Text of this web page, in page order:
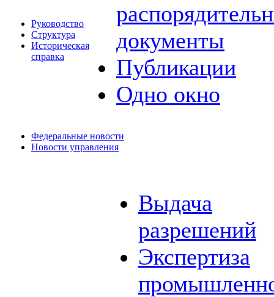
Руководство
Структура
Историческая
справка
документы
Публикации
Одно окно
Федеральные новости
Новости управления
Выдача
разрешений
Экспертиза